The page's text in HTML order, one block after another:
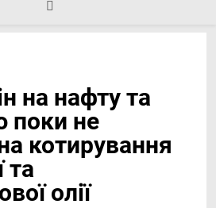
на нафту та
поки не
котирування
та
олії